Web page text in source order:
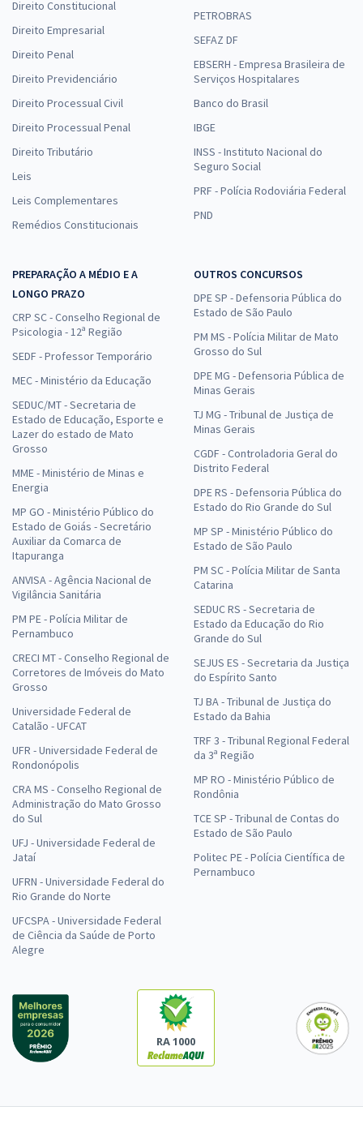
Direito Constitucional
Direito Empresarial
Direito Penal
Direito Previdenciário
Direito Processual Civil
Direito Processual Penal
Direito Tributário
Leis
Leis Complementares
Remédios Constitucionais
PETROBRAS
SEFAZ DF
EBSERH - Empresa Brasileira de
Serviços Hospitalares
Banco do Brasil
IBGE
INSS - Instituto Nacional do
Seguro Social
PRF - Polícia Rodoviária Federal
PND
PREPARAÇÃO A MÉDIO E A
LONGO PRAZO
CRP SC - Conselho Regional de
Psicologia - 12ª Região
SEDF - Professor Temporário
MEC - Ministério da Educação
SEDUC/MT - Secretaria de
Estado de Educação, Esporte e
Lazer do estado de Mato
Grosso
MME - Ministério de Minas e
Energia
MP GO - Ministério Público do
Estado de Goiás - Secretário
Auxiliar da Comarca de
Itapuranga
ANVISA - Agência Nacional de
Vigilância Sanitária
PM PE - Polícia Militar de
Pernambuco
CRECI MT - Conselho Regional de
Corretores de Imóveis do Mato
Grosso
Universidade Federal de
Catalão - UFCAT
UFR - Universidade Federal de
Rondonópolis
CRA MS - Conselho Regional de
Administração do Mato Grosso
do Sul
UFJ - Universidade Federal de
Jataí
UFRN - Universidade Federal do
Rio Grande do Norte
UFCSPA - Universidade Federal
de Ciência da Saúde de Porto
Alegre
OUTROS CONCURSOS
DPE SP - Defensoria Pública do
Estado de São Paulo
PM MS - Polícia Militar de Mato
Grosso do Sul
DPE MG - Defensoria Pública de
Minas Gerais
TJ MG - Tribunal de Justiça de
Minas Gerais
CGDF - Controladoria Geral do
Distrito Federal
DPE RS - Defensoria Pública do
Estado do Rio Grande do Sul
MP SP - Ministério Público do
Estado de São Paulo
PM SC - Polícia Militar de Santa
Catarina
SEDUC RS - Secretaria de
Estado da Educação do Rio
Grande do Sul
SEJUS ES - Secretaria da Justiça
do Espírito Santo
TJ BA - Tribunal de Justiça do
Estado da Bahia
TRF 3 - Tribunal Regional Federal
da 3ª Região
MP RO - Ministério Público de
Rondônia
TCE SP - Tribunal de Contas do
Estado de São Paulo
Politec PE - Polícia Científica de
Pernambuco
RA 1000